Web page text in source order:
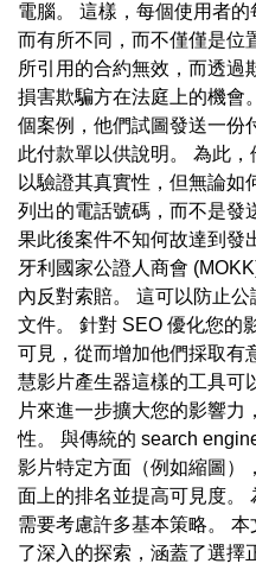
電腦。 這樣，每個使用者
而有所不同，而不僅僅是位
所引用的合約無效，而透過
損害欺騙方在法庭上的機會
個案例，他們試圖發送一份
此付款單以供說明。 為此
以驗證其真實性，但無論如
列出的電話號碼，而不是發
果此後案件不知何故達到發
牙利國家公證人商會
內反對索賠。 這可以防止
文件。 針對 SEO 優化您的
可見，從而增加他們採取有
慧影片產生器這樣的工具可
片來進一步擴大您的影響力
性。 與傳統的 search
影片特定方面（例如縮圖）
面上的排名並提高可見度。
需要考慮許多基本策略。
了深入的探索，涵蓋了選擇